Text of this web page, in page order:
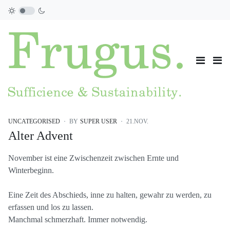
UNCATEGORISED BY SUPER USER 21.NOV.
Alter Advent
November ist eine Zwischenzeit zwischen Ernte und
Winterbeginn.
Eine Zeit des Abschieds, inne zu halten, gewahr zu werden, zu
erfassen und los zu lassen.
Manchmal schmerzhaft. Immer notwendig.